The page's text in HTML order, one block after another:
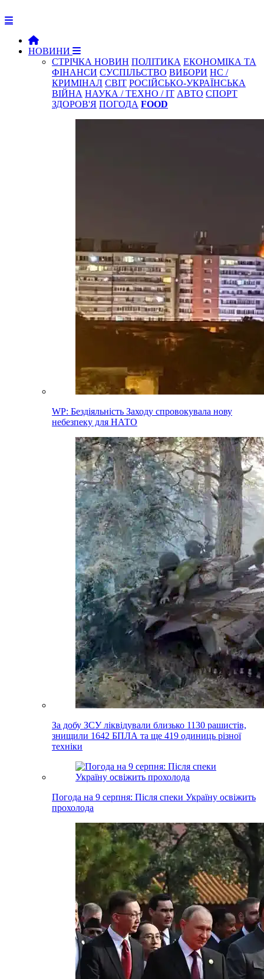
НОВИНИ
СТРІЧКА НОВИН ПОЛІТИКА ЕКОНОМІКА ТА
ФІНАНСИ СУСПІЛЬСТВО ВИБОРИ НС /
КРИМІНАЛ СВІТ РОСІЙСЬКО-УКРАЇНСЬКА
ВІЙНА НАУКА / ТЕХНО / IT АВТО СПОРТ
ЗДОРОВ'Я ПОГОДА FOOD
WP: Бездіяльність Заходу спровокувала нову
небезпеку для НАТО
За добу ЗСУ ліквідували близько 1130 рашистів,
знищили 1642 БПЛА та ще 419 одиниць різної
техніки
Погода на 9 серпня: Після спеки Україну освіжить
прохолода